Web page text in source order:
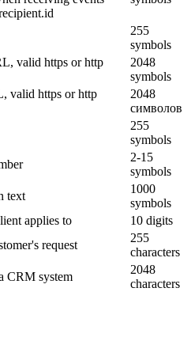
255
symbols
valid https or http
2048
symbols
valid https or http
2048
символов
255
symbols
2-15
symbols
text
1000
symbols
applies to
10 digits
request
255
characters
CRM system
2048
characters